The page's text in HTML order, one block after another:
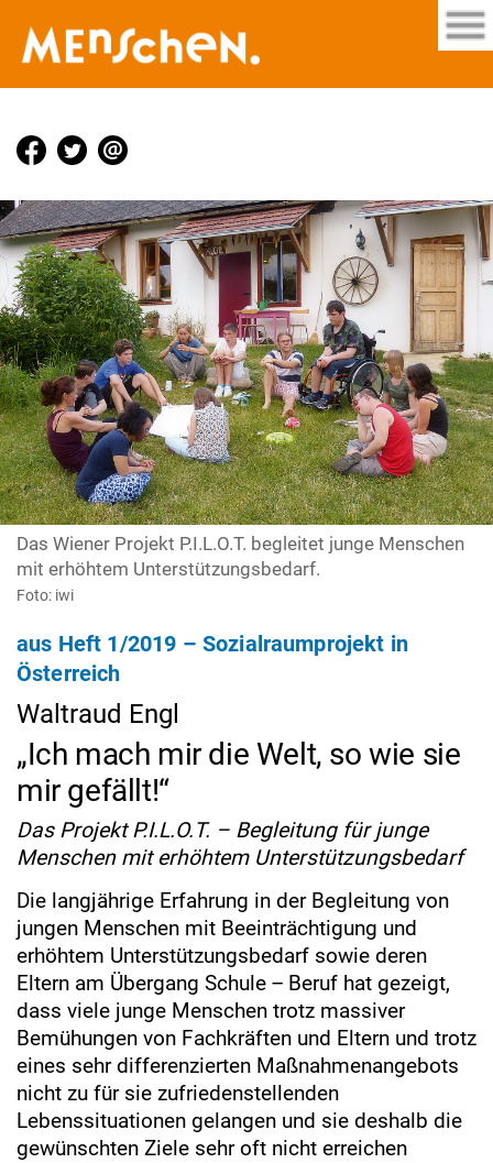
Das Wiener Projekt P.I.L.O.T. begleitet junge Menschen
mit erhöhtem Unterstützungsbedarf.
Foto: iwi
aus Heft 1/2019 – Sozialraumprojekt in
Österreich
Waltraud Engl
„Ich mach mir die Welt, so wie sie
mir gefällt!“
Das Projekt P.I.L.O.T. – Begleitung für junge
Menschen mit erhöhtem Unterstützungsbedarf
Die langjährige Erfahrung in der Begleitung von
jungen Menschen mit Beeinträchtigung und
erhöhtem Unterstützungsbedarf sowie deren
Eltern am Übergang Schule – Beruf hat gezeigt,
dass viele junge Menschen trotz massiver
Bemühungen von Fachkräften und Eltern und trotz
eines sehr differenzierten Maßnahmenangebots
nicht zu für sie zufriedenstellenden
Lebenssituationen gelangen und sie deshalb die
gewünschten Ziele sehr oft nicht erreichen